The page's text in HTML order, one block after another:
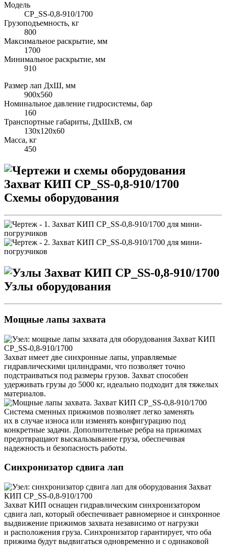
Модель
CP_SS-0,8-910/1700
Грузоподъемность, кг
800
Максимальное раскрытие, мм
1700
Минимальное раскрытие, мм
910
Размер лап ДхШ, мм
900х560
Номинальное давление гидросистемы, бар
160
Транспортные габариты, ДхШхВ, см
130х120х60
Масса, кг
450
Схемы оборудования
Узлы оборудования
Мощные лапы захвата
Захват имеет две синхронные лапы, управляемые
гидравлическими цилиндрами, что позволяет точно
подстраиваться под размеры грузов. Захват способен
удерживать грузы до 5000 кг, идеально подходит для тяжелых
материалов.
Система сменных прижимов позволяет легко заменять
их в случае износа или изменять конфигурацию под
конкретные задачи. Дополнительные ребра на прижимах
предотвращают выскальзывание груза, обеспечивая
надежность и безопасность работы.
Синхронизатор сдвига лап
Захват КИП оснащен гидравлическим синхронизатором
сдвига лап, который обеспечивает равномерное и синхронное
выдвижение прижимов захвата независимо от нагрузки
и расположения груза. Синхронизатор гарантирует, что оба
прижима будут выдвигаться одновременно и с одинаковой